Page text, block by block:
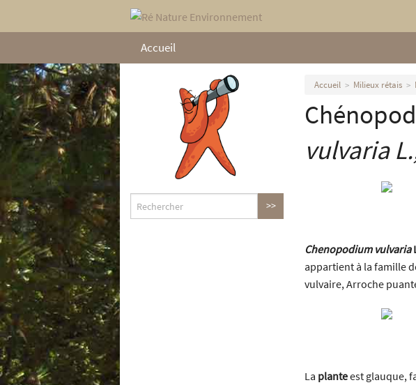
Accueil
Accueil Milieux rétais
vulvaria
Chenopodium vulvaria
appartient à la famille
vulvaire, Arroche
La planteest glauque,